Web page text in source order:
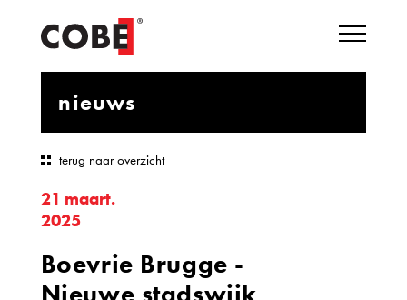
nieuws
terug naar overzicht
21 maart.
2025
Boevrie Brugge -